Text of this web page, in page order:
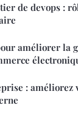
de devops :
améliorer la
: améliorez